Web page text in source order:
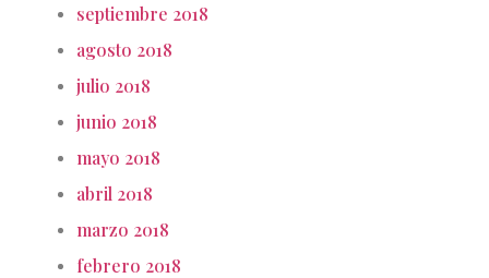
septiembre 2018
agosto 2018
julio 2018
junio 2018
mayo 2018
abril 2018
marzo 2018
febrero 2018